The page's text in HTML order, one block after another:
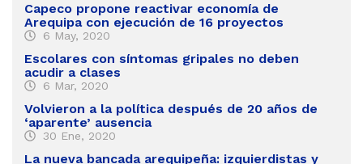
Capeco propone reactivar economía de
Arequipa con ejecución de 16 proyectos
6 May, 2020
Escolares con síntomas gripales no deben
acudir a clases
6 Mar, 2020
Volvieron a la política después de 20 años de
‘aparente’ ausencia
30 Ene, 2020
La nueva bancada arequipeña: izquierdistas y